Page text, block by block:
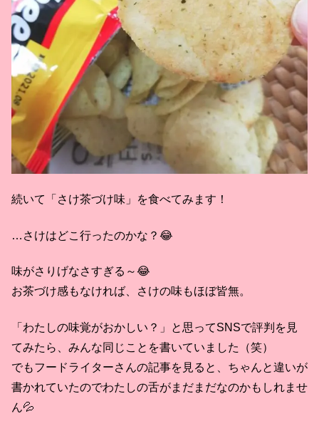
続いて「さけ茶づけ味」を食べてみます！
…さけはどこ行ったのかな？😂
味がさりげなさすぎる～😂
お茶づけ感もなければ、さけの味もほぼ皆無。
「わたしの味覚がおかしい？」と思ってSNSで評判を見
てみたら、みんな同じことを書いていました（笑）
でもフードライターさんの記事を見ると、ちゃんと違いが
書かれていたのでわたしの舌がまだまだなのかもしれませ
ん💦